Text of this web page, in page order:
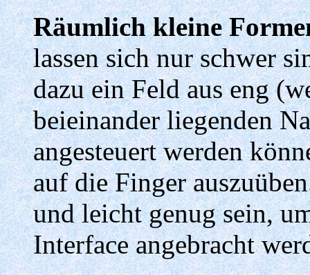
Räumlich kleine
lassen sich nur schwer
dazu ein Feld aus eng
beieinander liegenden
angesteuert werden
auf die Finger
und leicht genug sein,
Interface angebracht